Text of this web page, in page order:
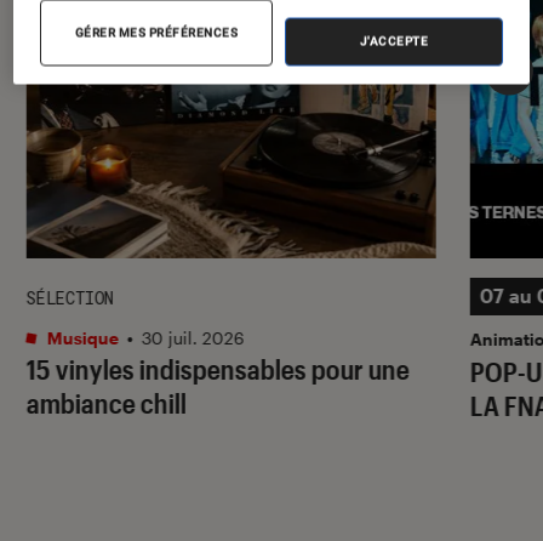
15 vinyles indispensables pour une
ambiance chill
SÉLECTION
Musique • 30 juil. 2026
POP-
LA
07 au
GÉRER MES PRÉFÉRENCES
J'ACCEPTE